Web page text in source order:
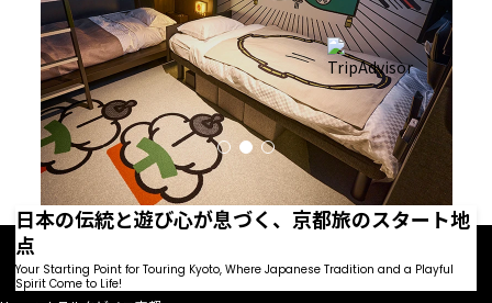
日本の伝統と遊び心が息づく、 京都旅のスタート地
点
Your Starting Point for Touring Kyoto, Where Japanese Tradition and a Playful
Spirit Come to Life!